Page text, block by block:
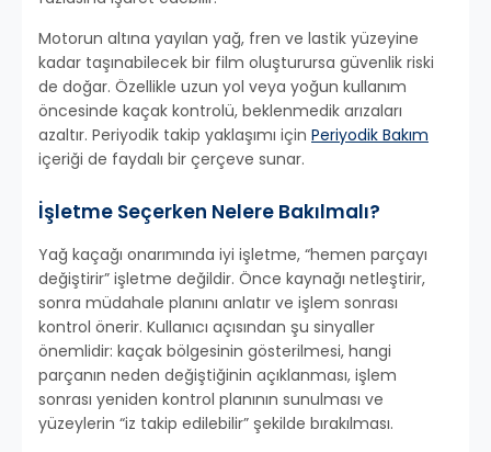
Motorun altına yayılan yağ, fren ve lastik yüzeyine
kadar taşınabilecek bir film oluşturursa güvenlik riski
de doğar. Özellikle uzun yol veya yoğun kullanım
öncesinde kaçak kontrolü, beklenmedik arızaları
azaltır. Periyodik takip yaklaşımı için Periyodik Bakım
içeriği de faydalı bir çerçeve sunar.
İşletme Seçerken Nelere Bakılmalı?
Yağ kaçağı onarımında iyi işletme, “hemen parçayı
değiştirir” işletme değildir. Önce kaynağı netleştirir,
sonra müdahale planını anlatır ve işlem sonrası
kontrol önerir. Kullanıcı açısından şu sinyaller
önemlidir: kaçak bölgesinin gösterilmesi, hangi
parçanın neden değiştiğinin açıklanması, işlem
sonrası yeniden kontrol planının sunulması ve
yüzeylerin “iz takip edilebilir” şekilde bırakılması.